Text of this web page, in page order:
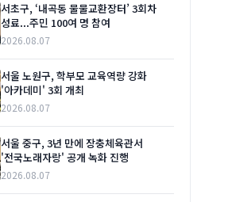
서초구, ‘내곡동 물물교환장터’ 3회차
성료...주민 100여 명 참여
2026.08.07
서울 노원구, 학부모 교육역량 강화
'아카데미' 3회 개최
2026.08.07
서울 중구, 3년 만에 장충체육관서
'전국노래자랑' 공개 녹화 진행
2026.08.07